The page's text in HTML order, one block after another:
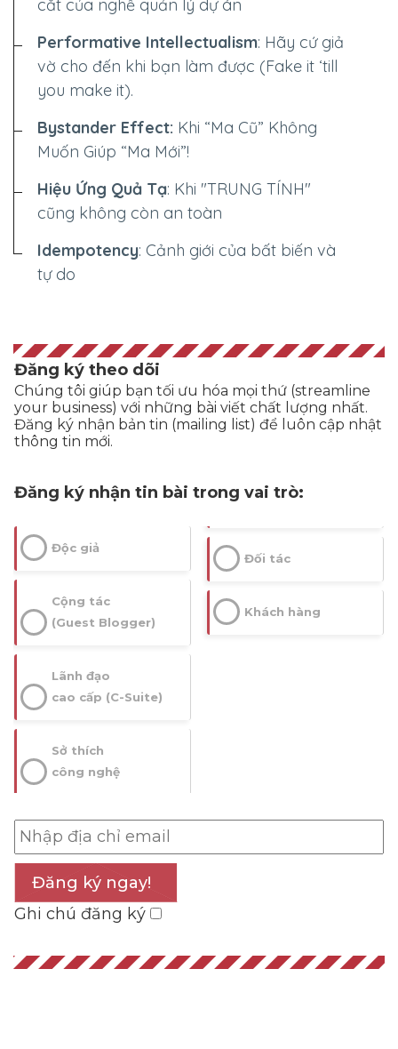
cắt của nghề quản lý dự án
Performative Intellectualism: Hãy cứ giả
vờ cho đến khi bạn làm được (Fake it ‘till
you make it).
Bystander Effect: Khi “Ma Cũ” Không
Muốn Giúp “Ma Mới”!
Hiệu Ứng Quả Tạ: Khi "TRUNG TÍNH"
cũng không còn an toàn
Idempotency: Cảnh giới của bất biến và
tự do
Đăng ký theo dõi
Chúng tôi giúp bạn tối ưu hóa mọi thứ (streamline
your business) với những bài viết chất lượng nhất.
Đăng ký nhận bản tin (mailing list) để luôn cập nhật
thông tin mới.
Đăng ký nhận tin bài trong vai trò:
Độc giả
Cộng tác
(Guest Blogger)
Lãnh đạo
cao cấp (C-Suite)
Sở thích
công nghệ
Đối tác
Khách hàng
Đăng ký ngay!
Ghi chú đăng ký